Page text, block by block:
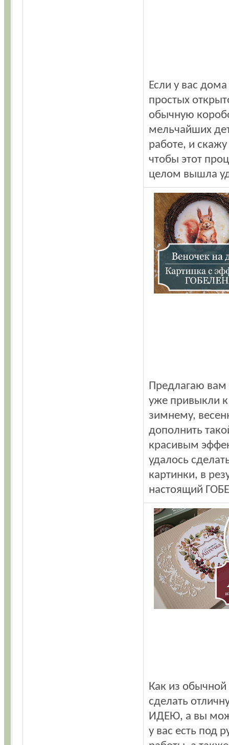
Если у вас
простых
обычную
мельчайших
работе, и
чтобы этот
целом вышла
Предлагаю
уже привыкли
зимнему,
дополнить
красивым
удалось
картинки, в
настоящий
Как из
сделать
ИДЕЮ, а вы
у вас есть под